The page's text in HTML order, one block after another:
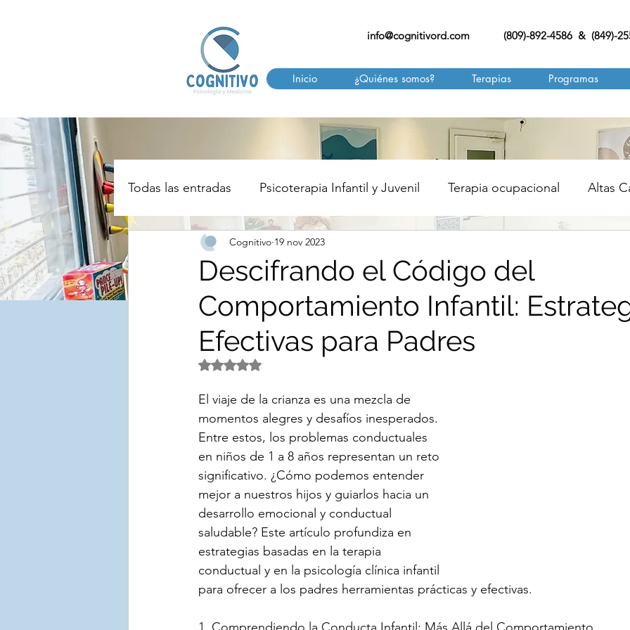
info@cognitivord.com (809)-892-4586 & (849)-
Inicio ¿Quiénes somos? Terapias Programas
Todas las entradas Psicoterapia Infantil y Juvenil Terapia ocupacional Altas
AUTISMO TDHA TERAPIA CONDUCTUAL
TERAPIA DEL HABLA Y LENGUAJE MASAJE INFANTIL TERAPIA DE
TERAPIA DE ALIMENTACIÓN TERAPIA NEUROCOGNITIVA
Descifrando el Código del
Comportamiento Infantil:
Efectivas para Padres
Cognitivo 19 nov 2023
Obtuvo NaN de 5 estrellas.
El viaje de la crianza es una mezcla de
momentos alegres y desafíos inesperados.
Entre estos, los problemas conductuales
en niños de 1 a 8 años representan un reto
significativo. ¿Cómo podemos entender
mejor a nuestros hijos y guiarlos hacia un
desarrollo emocional y conductual
saludable? Este artículo profundiza en
estrategias basadas en la terapia
conductual y en la psicología clínica infantil
para ofrecer a los padres herramientas prácticas y efectivas.